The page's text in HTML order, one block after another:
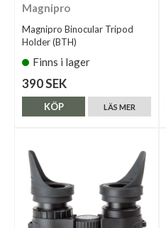
Magnipro
Magnipro Binocular Tripod
Holder (BTH)
Finns i lager
390 SEK
LÄS MER
KÖP